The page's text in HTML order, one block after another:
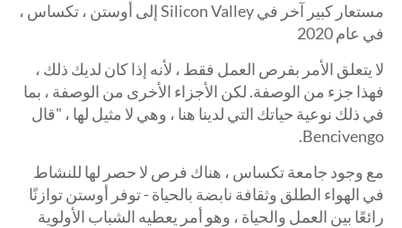
مستعار كبير آخر في Silicon Valley إلى أوستن ، تكساس ،
في عام 2020
لا يتعلق الأمر بفرص العمل فقط ، لأنه إذا كان لديك ذلك ،
فهذا جزء من الوصفة. لكن الأجزاء الأخرى من الوصفة ، بما
في ذلك نوعية حياتك التي لدينا هنا ، وهي لا مثيل لها ، "قال
Bencivengo.
مع وجود جامعة تكساس ، هناك فرص لا حصر لها للنشاط
في الهواء الطلق وثقافة نابضة بالحياة - توفر أوستن توازنًا
رائعًا بين العمل والحياة ، وهو أمر يعطيه الشباب الأولوية